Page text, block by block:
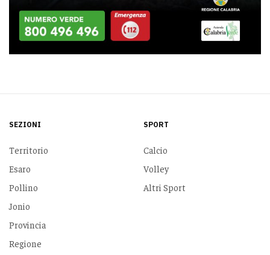
SEZIONI
Territorio
Esaro
Pollino
Jonio
Provincia
Regione
SPORT
Calcio
Volley
Altri Sport